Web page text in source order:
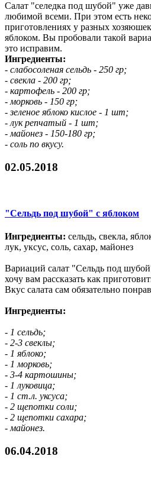
Салат "селедка под шубой" уже
любимой всеми. При этом есть
приготовлениях у разных
яблоком. Вы пробовали такой
это исправим.
Ингредиенты:
- слабосоленая сельдь - 250 гр;
- свекла - 200 гр;
- картофель - 200 гр;
- морковь - 150 гр;
- зеленое яблоко кислое - 1 шт;
- лук репчатый - 1 шт;
- майонез - 150-180 гр;
- соль по вкусу.
02.05.2018
"Сельдь под шубой" с яблоком
Ингредиенты: сельдь, свекла,
лук, уксус, соль, сахар, майонез
Вариаций салат "Сельдь под
хочу вам рассказать как
Вкус салата сам обязательно
Ингредиенты:
- 1 сельдь;
- 2-3 свеклы;
- 1 яблоко;
- 1 морковь;
- 3-4 картошины;
- 1 луковица;
- 1 ст.л. уксуса;
- 2 щепотки соли;
- 2 щепотки сахара;
- майонез.
06.04.2018